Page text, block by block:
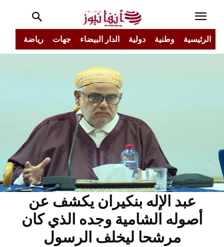
الرئيسية وطنية دولية الدار البيضاء جهات رياضة
عبد الإله بنكيران يكشف عن
أصوله الشامية وجده الذي كان
مرشحا ليخلف الرسول